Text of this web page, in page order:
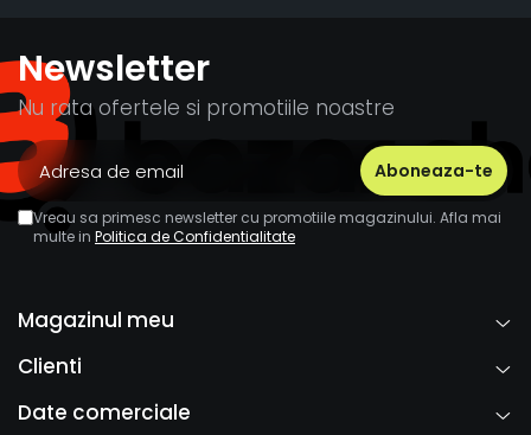
Newsletter
Nu rata ofertele si promotiile noastre
Vreau sa primesc newsletter cu promotiile magazinului. Afla mai
multe in Politica de Confidentialitate
Magazinul meu
Clienti
Date comerciale